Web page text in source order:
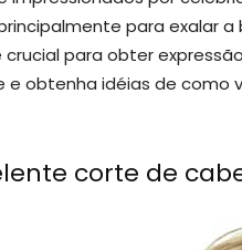
para exalar
crucial para obter
e obtenha idéias de como
corte de